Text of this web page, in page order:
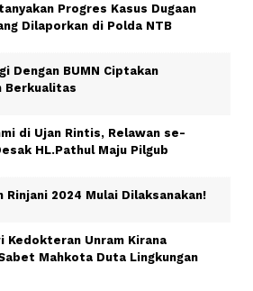
Progres Kasus Dugaan
Dilaporkan di Polda NTB
Dengan BUMN Ciptakan
Berkualitas
di Ujan Rintis, Relawan se-
HL.Pathul Maju Pilgub
Rinjani 2024 Mulai Dilaksanakan!
Kedokteran Unram Kirana
Mahkota Duta Lingkungan